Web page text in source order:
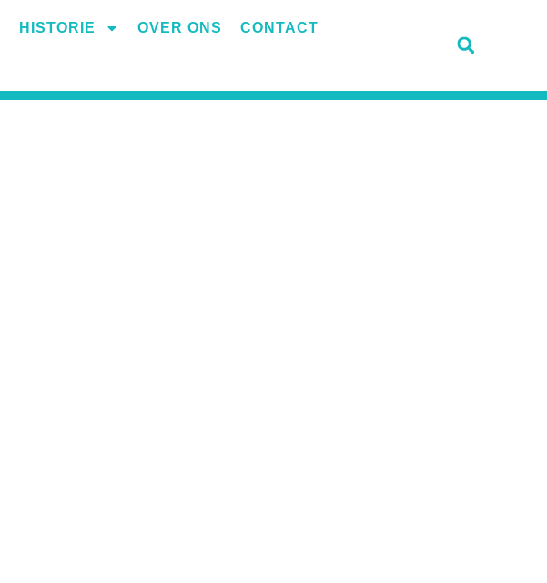
HISTORIE OVER ONS CONTACT